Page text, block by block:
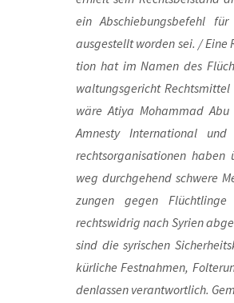
ein Abschie­bungs­be­fehl
aus­ge­stellt wor­den sei. /
ti­on hat im Namen des
wal­tungs­ge­richt
wäre Ati­ya Moham­mad Abu
Amnes­ty Inter­na­tio­nal und
rechts­or­ga­ni­sa­tio­nen
weg durch­ge­hend schwe­re
zun­gen gegen
rechts­wid­rig nach Syri­en
sind die syri­schen
kür­li­che Fest­nah­men,
den­las­sen ver­ant­wort­lich.